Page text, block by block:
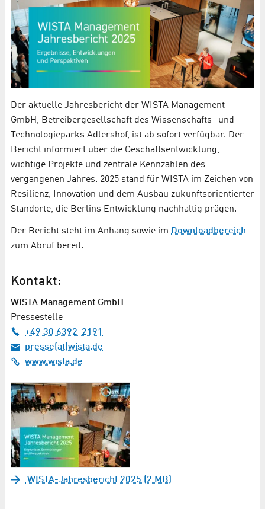
Der aktuelle Jahresbericht der WISTA Management
GmbH, Betreibergesellschaft des Wissenschafts- und
Technologieparks Adlershof, ist ab sofort verfügbar. Der
Bericht informiert über die Geschäftsentwicklung,
wichtige Projekte und zentrale Kennzahlen des
vergangenen Jahres. 2025 stand für WISTA im Zeichen von
Resilienz, Innovation und dem Ausbau zukunftsorientierter
Standorte, die Berlins Entwicklung nachhaltig prägen.
Der Bericht steht im Anhang sowie im Downloadbereich
zum Abruf bereit.
Kontakt:
WISTA Management GmbH
Pressestelle
+49 30 6392-2191
presse(at)wista.de
www.wista.de
WISTA-Jahresbericht 2025 (2 MB)